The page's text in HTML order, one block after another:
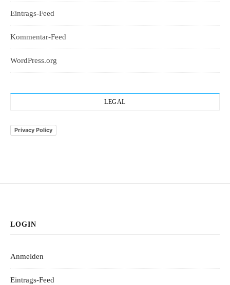
Eintrags-Feed
Kommentar-Feed
WordPress.org
LEGAL
Privacy Policy
LOGIN
Anmelden
Eintrags-Feed